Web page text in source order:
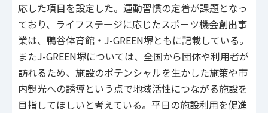
応した項目を設定した。運動習慣の定着が課題となっ
ており、ライフステージに応じたスポーツ機会創出事
業は、鴨谷体育館・J-GREEN堺ともに記載している。
またJ-GREEN堺については、全国から団体や利用者が
訪れるため、施設のポテンシャルを生かした施策や市
内観光への誘導という点で地域活性につながる施設を
目指してほしいと考えている。平日の施設利用を促進